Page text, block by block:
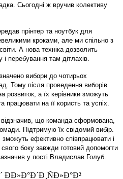
Сьогодні ж вручив колективу
прінтер та ноутбук для
кроками, але ми спільно з
А нова техніка дозволить
перебування там дітлахів.
вибори до чотирьох
Тому після проведення виборів
розвиток, а їх керівники зможуть
працювати на її користь та успіх.
що команда сформована,
Підтримую їх свідомий вибір.
зможуть ефективно співпрацювати і
боку завжди готовий допомогти
у пості Владислав Голуб.